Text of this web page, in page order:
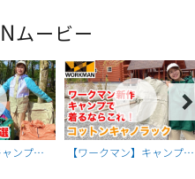
ムービー
ャンプで
【ワークマン】キャンプや